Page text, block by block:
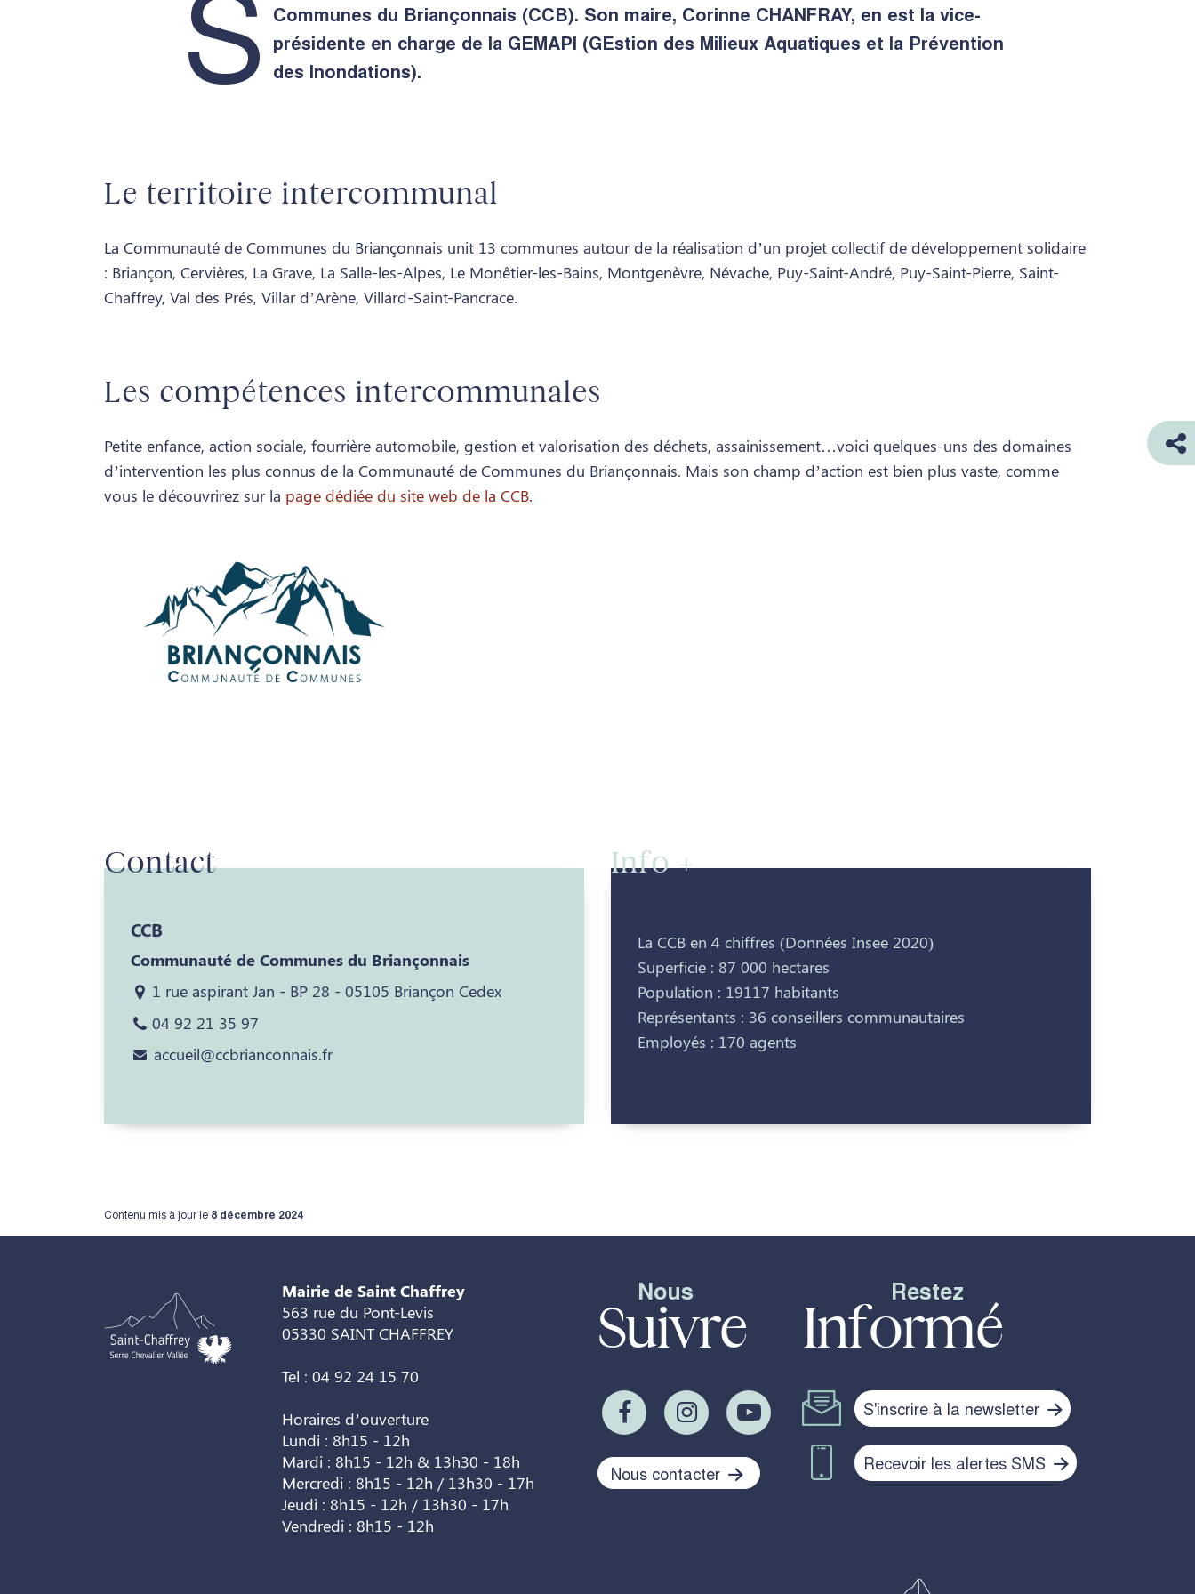
Communes du Briançonnais (CCB). Son maire, Corinne CHANFRAY, en est la vice-
présidente en charge de la GEMAPI (GEstion des Milieux Aquatiques et la Prévention
des Inondations).
Le territoire intercommunal
La Communauté de Communes du Briançonnais unit 13 communes autour de la réalisation d’un projet collectif de développement solidaire
: Briançon, Cervières, La Grave, La Salle-les-Alpes, Le Monêtier-les-Bains, Montgenèvre, Névache, Puy-Saint-André, Puy-Saint-Pierre, Saint-
Chaffrey, Val des Prés, Villar d’Arène, Villard-Saint-Pancrace.
Les compétences intercommunales
Petite enfance, action sociale, fourrière automobile, gestion et valorisation des déchets, assainissement…voici quelques-uns des domaines
d’intervention les plus connus de la Communauté de Communes du Briançonnais. Mais son champ d’action est bien plus vaste, comme
vous le découvrirez sur la page dédiée du site web de la CCB.
Contact
CCB
Communauté de Communes du Briançonnais
1 rue aspirant Jan - BP 28 - 05105 Briançon Cedex
04 92 21 35 97
accueil@ccbrianconnais.fr
Info +
La CCB en 4 chiffres (Données Insee 2020)
Superficie : 87 000 hectares
Population : 19117 habitants
Représentants : 36 conseillers communautaires
Employés : 170 agents
Contenu mis à jour le 8 décembre 2024
Mairie de Saint Chaffrey
563 rue du Pont-Levis
05330 SAINT CHAFFREY
Tel : 04 92 24 15 70
Horaires d’ouverture
Lundi : 8h15 - 12h
Mardi : 8h15 - 12h & 13h30 - 18h
Mercredi : 8h15 - 12h / 13h30 - 17h
Jeudi : 8h15 - 12h / 13h30 - 17h
Vendredi : 8h15 - 12h
Nous
Suivre
Nous contacter
Restez
Informé
S'inscrire à la newsletter
Recevoir les alertes SMS